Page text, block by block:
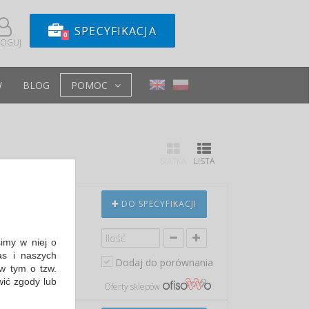
0 SPECYFIKACJA
BLOG POMOC
LISTA
3M,
6000…
81,71 PLN
DO SPECYFIKACJI
Dodaj do porównania
Oferty sklepów
w niej o
i naszych
tym o tzw.
zgody lub